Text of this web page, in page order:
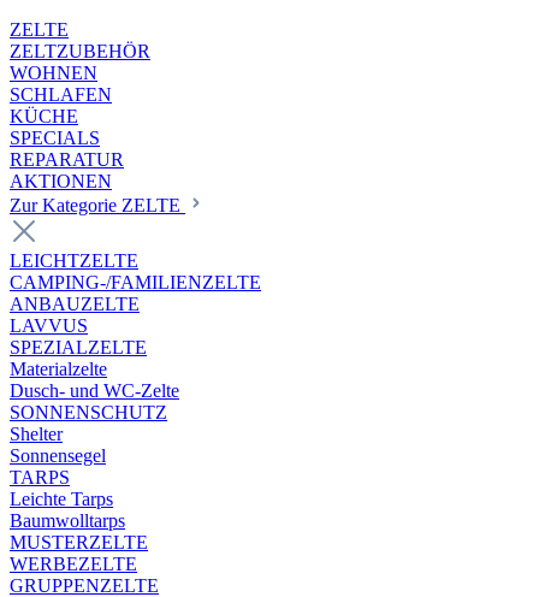
ZELTE
ZELTZUBEHÖR
WOHNEN
SCHLAFEN
KÜCHE
SPECIALS
REPARATUR
AKTIONEN
Zur Kategorie ZELTE
LEICHTZELTE
CAMPING-/FAMILIENZELTE
ANBAUZELTE
LAVVUS
SPEZIALZELTE
Materialzelte
Dusch- und WC-Zelte
SONNENSCHUTZ
Shelter
Sonnensegel
TARPS
Leichte Tarps
Baumwolltarps
MUSTERZELTE
WERBEZELTE
GRUPPENZELTE